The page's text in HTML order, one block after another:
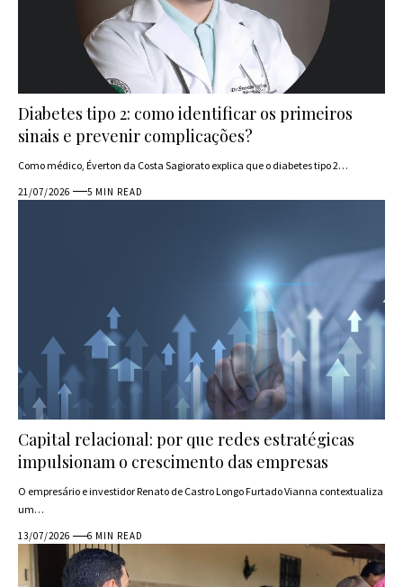
Diabetes tipo 2: como identificar os primeiros
sinais e prevenir complicações?
Como médico, Éverton da Costa Sagiorato explica que o diabetes tipo 2…
21/07/2026 5 MIN READ
Capital relacional: por que redes estratégicas
impulsionam o crescimento das empresas
O empresário e investidor Renato de Castro Longo Furtado Vianna contextualiza
um…
13/07/2026 6 MIN READ